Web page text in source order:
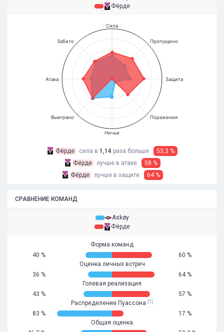
Фёрде
Сила
Пропущено
Защита
Поражения
Ничьи
Выиграно
Атака
Забито
Фёрде сила в 1,14 раза больше
53,3 %
Фёрде
лучше в атаке
58 %
Фёрде
лучше в защите 64 %
СРАВНЕНИЕ КОМАНД
Askøy
Фёрде
Форма команд
40 %
60 %
Оценка личных встреч
36 %
64 %
Голевая реализация
43 %
57 %
Распределение Пуассона [1]
83 %
17 %
Общая оценка